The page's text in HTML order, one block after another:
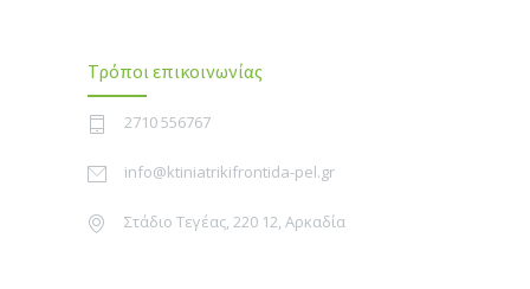
Τρόποι επικοινωνίας
2710 556767
info@ktiniatrikifrontida-pel.gr
Στάδιο Τεγέας, 220 12, Αρκαδία